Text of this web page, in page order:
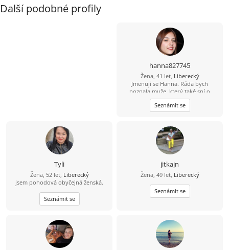
Další podobné profily
hanna827745
Žena, 41 let, Liberecký
Jmenuji se Hanna. Ráda bych
poznala muže, který také sní o
pevném a vážném vztahu. Oceňuji
laskavost, smysl pro humor a
upřímné rozhovory. Pokud hledáš
svou e-mailovou adresu a určitě ti
odepíšu.
Seznámit se
Tyli
Žena, 52 let, Liberecký
jsem pohodová obyčejná ženská.
Seznámit se
jitkajn
Žena, 49 let, Liberecký
Seznámit se